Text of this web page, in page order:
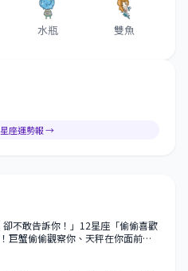
水瓶 雙魚
座運勢報 →
卻不敢告訴你！」12星座「偷偷喜歡
巨蟹偷偷觀察你、天秤在你面前求